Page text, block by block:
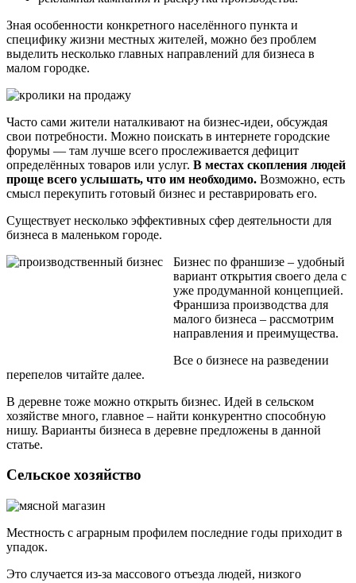
Зная особенности конкретного населённого пункта и
специфику жизни местных жителей, можно без проблем
выделить несколько главных направлений для бизнеса в
малом городке.
Часто сами жители наталкивают на бизнес-идеи, обсуждая
свои потребности. Можно поискать в интернете городские
форумы — там лучше всего прослеживается дефицит
определённых товаров или услуг. В местах скопления людей
проще всего услышать, что им необходимо. Возможно, есть
смысл перекупить готовый бизнес и реставрировать его.
Существует несколько эффективных сфер деятельности для
бизнеса в маленьком городе.
Бизнес по франшизе – удобный
вариант открытия своего дела с
уже продуманной концепцией.
Франшиза производства для
малого бизнеса – рассмотрим
направления и преимущества.
Все о бизнесе на разведении
перепелов читайте далее.
В деревне тоже можно открыть бизнес. Идей в сельском
хозяйстве много, главное – найти конкурентно способную
нишу. Варианты бизнеса в деревне предложены в данной
статье.
Сельское хозяйство
Местность с аграрным профилем последние годы приходит в
упадок.
Это случается из-за массового отъезда людей, низкого